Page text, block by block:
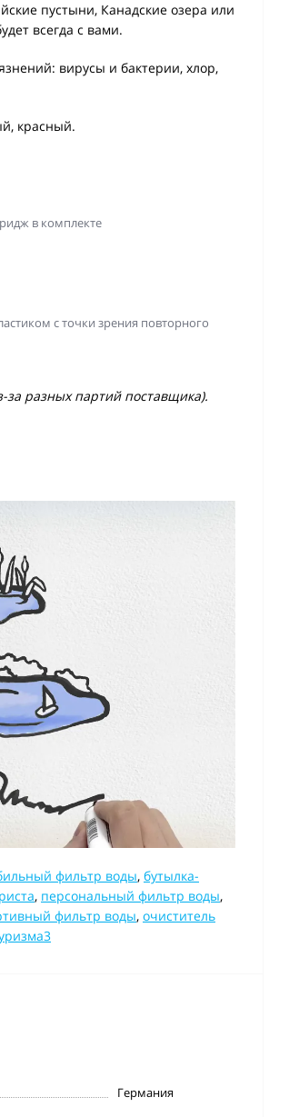
пустыни, Канадские озера или
всегда с вами.
вирусы и бактерии, хлор,
красный.
в комплекте
с точки зрения повторного
разных партий поставщика).
фильтр воды, бутылка-
, персональный фильтр воды,
фильтр воды, очиститель
Германия